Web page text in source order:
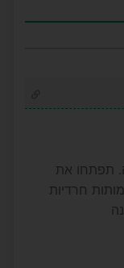
תפתחו את
חרדיות